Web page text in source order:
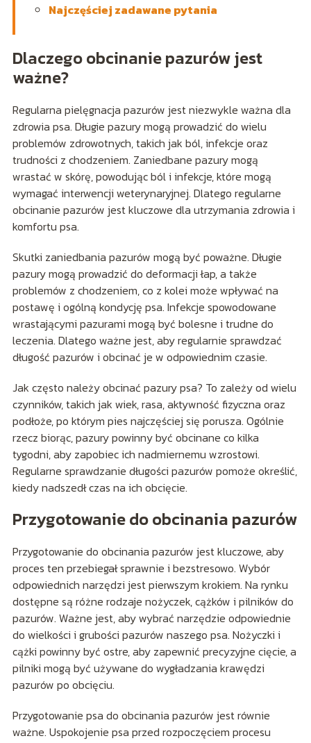
Najczęściej zadawane pytania
Dlaczego obcinanie pazurów jest
ważne?
Regularna pielęgnacja pazurów jest niezwykle ważna dla
zdrowia psa. Długie pazury mogą prowadzić do wielu
problemów zdrowotnych, takich jak ból, infekcje oraz
trudności z chodzeniem. Zaniedbane pazury mogą
wrastać w skórę, powodując ból i infekcje, które mogą
wymagać interwencji weterynaryjnej. Dlatego regularne
obcinanie pazurów jest kluczowe dla utrzymania zdrowia i
komfortu psa.
Skutki zaniedbania pazurów mogą być poważne. Długie
pazury mogą prowadzić do deformacji łap, a także
problemów z chodzeniem, co z kolei może wpływać na
postawę i ogólną kondycję psa. Infekcje spowodowane
wrastającymi pazurami mogą być bolesne i trudne do
leczenia. Dlatego ważne jest, aby regularnie sprawdzać
długość pazurów i obcinać je w odpowiednim czasie.
Jak często należy obcinać pazury psa? To zależy od wielu
czynników, takich jak wiek, rasa, aktywność fizyczna oraz
podłoże, po którym pies najczęściej się porusza. Ogólnie
rzecz biorąc, pazury powinny być obcinane co kilka
tygodni, aby zapobiec ich nadmiernemu wzrostowi.
Regularne sprawdzanie długości pazurów pomoże określić,
kiedy nadszedł czas na ich obcięcie.
Przygotowanie do obcinania pazurów
Przygotowanie do obcinania pazurów jest kluczowe, aby
proces ten przebiegał sprawnie i bezstresowo. Wybór
odpowiednich narzędzi jest pierwszym krokiem. Na rynku
dostępne są różne rodzaje nożyczek, cążków i pilników do
pazurów. Ważne jest, aby wybrać narzędzie odpowiednie
do wielkości i grubości pazurów naszego psa. Nożyczki i
cążki powinny być ostre, aby zapewnić precyzyjne cięcie, a
pilniki mogą być używane do wygładzania krawędzi
pazurów po obcięciu.
Przygotowanie psa do obcinania pazurów jest równie
ważne. Uspokojenie psa przed rozpoczęciem procesu